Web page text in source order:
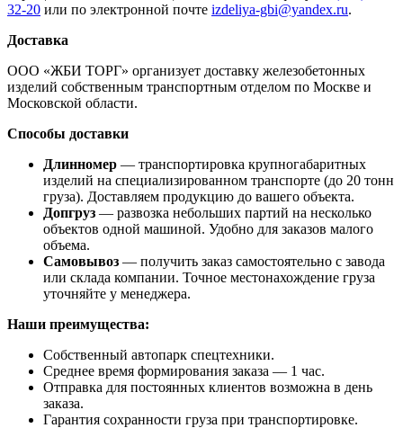
32-20 или по электронной почте izdeliya-gbi@yandex.ru.
Доставка
ООО «ЖБИ ТОРГ» организует доставку железобетонных
изделий собственным транспортным отделом по Москве и
Московской области.
Способы доставки
Длинномер — транспортировка крупногабаритных
изделий на специализированном транспорте (до 20 тонн
груза). Доставляем продукцию до вашего объекта.
Допгруз — развозка небольших партий на несколько
объектов одной машиной. Удобно для заказов малого
объема.
Самовывоз — получить заказ самостоятельно с завода
или склада компании. Точное местонахождение груза
уточняйте у менеджера.
Наши преимущества:
Собственный автопарк спецтехники.
Среднее время формирования заказа — 1 час.
Отправка для постоянных клиентов возможна в день
заказа.
Гарантия сохранности груза при транспортировке.